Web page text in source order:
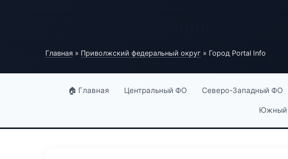
Главная » Приволжский федеральный округ » Город Portal Info
🏠 Главная Центральный ФО Северо-Западный ФО